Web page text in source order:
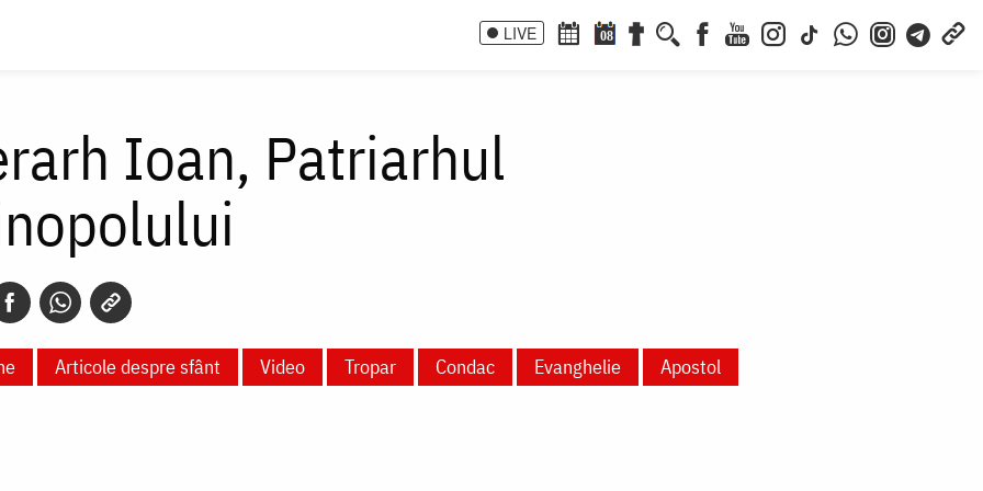
LIVE 08
Ioan, Patriarhul
Articole despre sfânt Video Tropar Condac Evanghelie Apostol